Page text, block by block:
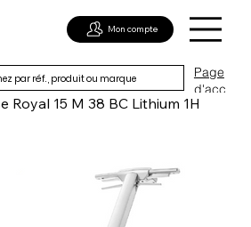
Page
d'acc
ueil
Mon compte
Royal 15 M 38 BC Lithium 1H